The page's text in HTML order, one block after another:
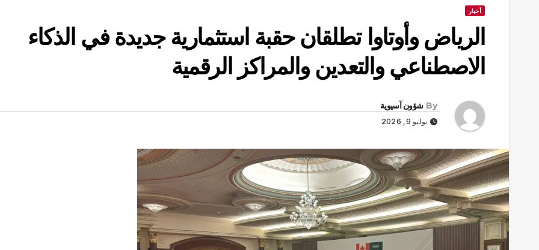
أخبار
الرياض وأوتاوا تطلقان حقبة استثمارية جديدة في الذكاء
الاصطناعي والتعدين والمراكز الرقمية
By شؤون آسيوية
يوليو 9, 2026